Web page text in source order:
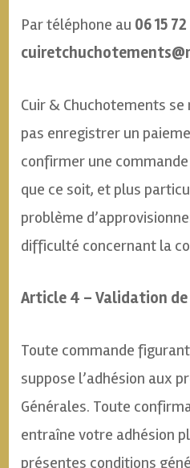
Par téléphone au 06 15
Cuir & Chuchotements
pas enregistrer un
confirmer une
que ce soit, et plus
problème
difficulté concernant la
Article 4 – Validation
Toute commande
suppose l’adhésion aux
Générales. Toute
entraîne votre adhésion
présentes conditions